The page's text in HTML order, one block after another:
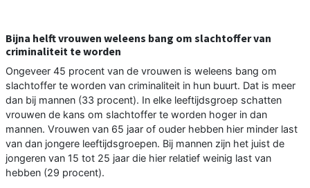
Bijna helft vrouwen weleens bang om slachtoffer van
criminaliteit te worden
Ongeveer 45 procent van de vrouwen is weleens bang om
slachtoffer te worden van criminaliteit in hun buurt. Dat is meer
dan bij mannen (33 procent). In elke leeftijdsgroep schatten
vrouwen de kans om slachtoffer te worden hoger in dan
mannen. Vrouwen van 65 jaar of ouder hebben hier minder last
van dan jongere leeftijdsgroepen. Bij mannen zijn het juist de
jongeren van 15 tot 25 jaar die hier relatief weinig last van
hebben (29 procent).